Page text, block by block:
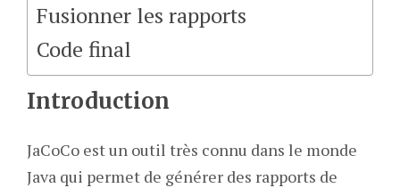
Fusionner les rapports
Code final
Introduction
JaCoCo est un outil très connu dans le monde
Java qui permet de générer des rapports de